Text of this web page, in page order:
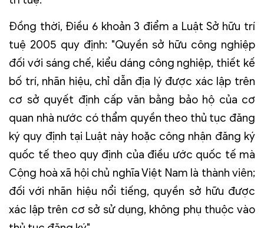
Đồng thời, Điều 6 khoản 3 điểm a Luật Sở hữu trí
tuệ 2005 quy định: "Quyền sở hữu công nghiệp
đối với sáng chế, kiểu dáng công nghiệp, thiết kế
bố trí, nhãn hiệu, chỉ dẫn địa lý được xác lập trên
cơ sở quyết định cấp văn bằng bảo hộ của cơ
quan nhà nước có thẩm quyền theo thủ tục đăng
ký quy định tại Luật này hoặc công nhận đăng ký
quốc tế theo quy định của điều ước quốc tế mà
Cộng hoà xã hội chủ nghĩa Việt Nam là thành viên;
đối với nhãn hiệu nổi tiếng, quyền sở hữu được
xác lập trên cơ sở sử dụng, không phụ thuộc vào